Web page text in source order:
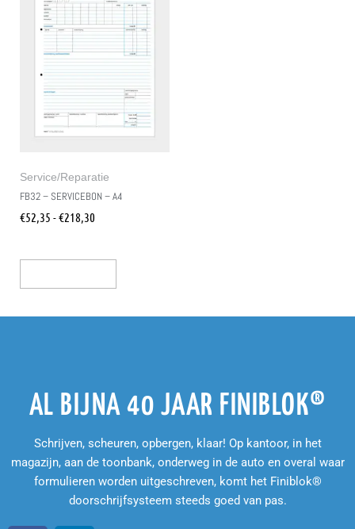
Service/Reparatie
FB32 – SERVICEBON – A4
€52,35 -€218,30
AL BIJNA 40 JAAR FINIBLOK®
Schrijven, scheuren, opbergen, klaar! Op kantoor, in het
magazijn, aan de toonbank, onderweg in de auto en overal waar
formulieren worden uitgeschreven, komt het Finiblok®
doorschrijfsysteem steeds goed van pas.